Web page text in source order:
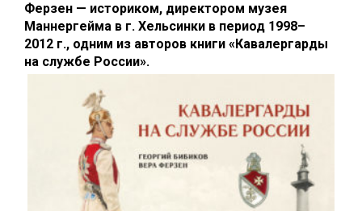
Ферзен — историком, директором музея
Маннергейма в г. Хельсинки в период 1998–
2012 г., одним из авторов книги «Кавалергарды
на службе России».